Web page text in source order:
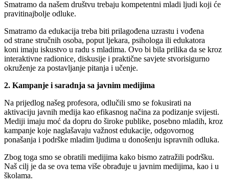
Smatramo da našem društvu trebaju kompetentni mladi ljudi koji će
pravitinajbolje odluke.
Smatramo da edukacija treba biti prilagođena uzrastu i vođena
od strane stručnih osoba, poput ljekara, psihologa ili edukatora
koni imaju iskustvo u radu s mladima. Ovo bi bila prilika da se kroz
interaktivne radionice, diskusije i praktične savjete stvorisigurno
okruženje za postavljanje pitanja i učenje.
2. Kampanje i saradnja sa javnim medijima
Na prijedlog našeg profesora, odlučili smo se fokusirati na
aktivaciju javnih medija kao efikasnog načina za podizanje svijesti.
Mediji imaju moć da dopru do široke publike, posebno mladih, kroz
kampanje koje naglašavaju važnost edukacije, odgovornog
ponašanja i podrške mladim ljudima u donošenju ispravnih odluka.
Zbog toga smo se obratili medijima kako bismo zatražili podršku.
Naš cilj je da se ova tema više obrađuje u javnim medijima, kao i u
školama.